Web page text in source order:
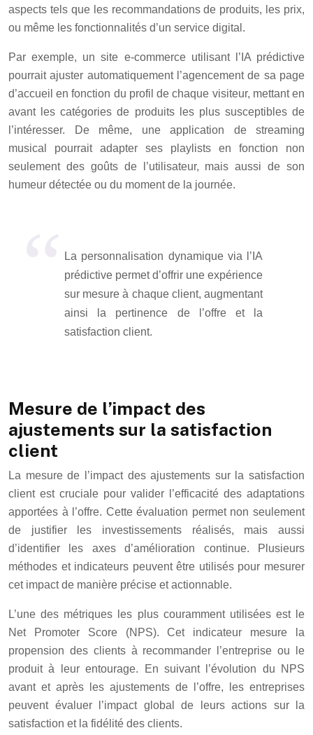
aspects tels que les recommandations de produits, les prix,
ou même les fonctionnalités d’un service digital.
Par exemple, un site e-commerce utilisant l’IA prédictive
pourrait ajuster automatiquement l’agencement de sa page
d’accueil en fonction du profil de chaque visiteur, mettant en
avant les catégories de produits les plus susceptibles de
l’intéresser. De même, une application de streaming
musical pourrait adapter ses playlists en fonction non
seulement des goûts de l’utilisateur, mais aussi de son
humeur détectée ou du moment de la journée.
La personnalisation dynamique via l’IA
prédictive permet d’offrir une expérience
sur mesure à chaque client, augmentant
ainsi la pertinence de l’offre et la
satisfaction client.
Mesure de l’impact des
ajustements sur la satisfaction
client
La mesure de l’impact des ajustements sur la satisfaction
client est cruciale pour valider l’efficacité des adaptations
apportées à l’offre. Cette évaluation permet non seulement
de justifier les investissements réalisés, mais aussi
d’identifier les axes d’amélioration continue. Plusieurs
méthodes et indicateurs peuvent être utilisés pour mesurer
cet impact de manière précise et actionnable.
L’une des métriques les plus couramment utilisées est le
Net Promoter Score (NPS). Cet indicateur mesure la
propension des clients à recommander l’entreprise ou le
produit à leur entourage. En suivant l’évolution du NPS
avant et après les ajustements de l’offre, les entreprises
peuvent évaluer l’impact global de leurs actions sur la
satisfaction et la fidélité des clients.